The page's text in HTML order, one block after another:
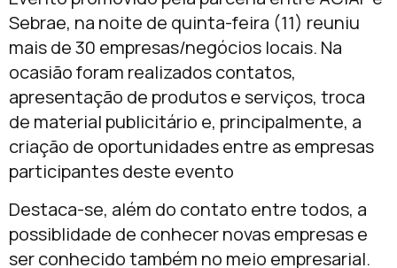
Sebrae, na noite de quinta-feira (11) reuniu
mais de 30 empresas/negócios locais. Na
ocasião foram realizados contatos,
apresentação de produtos e serviços, troca
de material publicitário e, principalmente, a
criação de oportunidades entre as empresas
participantes deste evento
Destaca-se, além do contato entre todos, a
possiblidade de conhecer novas empresas e
ser conhecido também no meio empresarial.